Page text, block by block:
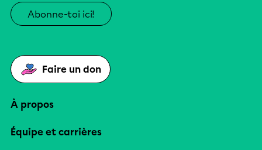
Abonne-toi ici!
Faire un don
À propos
Équipe et carrières